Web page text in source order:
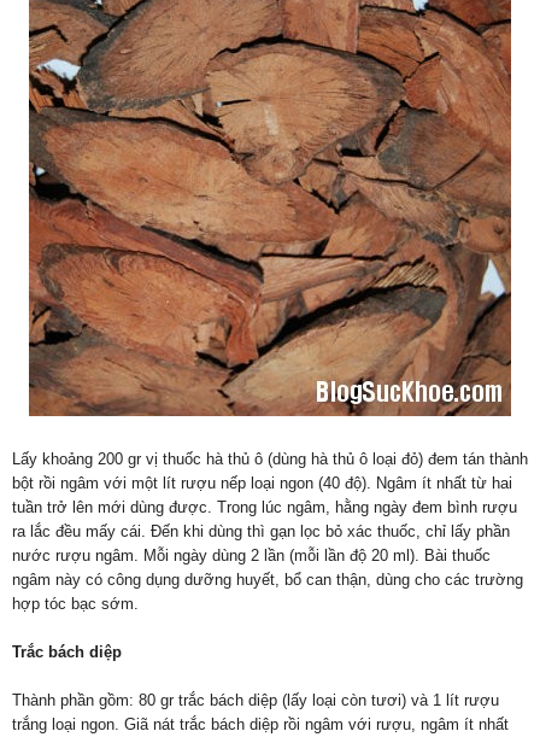
Lấy khoảng 200 gr vị thuốc hà thủ ô (dùng hà thủ ô loại đỏ) đem tán thành
bột rồi ngâm với một lít rượu nếp loại ngon (40 độ). Ngâm ít nhất từ hai
tuần trở lên mới dùng được. Trong lúc ngâm, hằng ngày đem bình rượu
ra lắc đều mấy cái. Đến khi dùng thì gạn lọc bỏ xác thuốc, chỉ lấy phần
nước rượu ngâm. Mỗi ngày dùng 2 lần (mỗi lần độ 20 ml). Bài thuốc
ngâm này có công dụng dưỡng huyết, bổ can thận, dùng cho các trường
hợp tóc bạc sớm.
Trắc bách diệp
Thành phần gồm: 80 gr trắc bách diệp (lấy loại còn tươi) và 1 lít rượu
trắng loại ngon. Giã nát trắc bách diệp rồi ngâm với rượu, ngâm ít nhất